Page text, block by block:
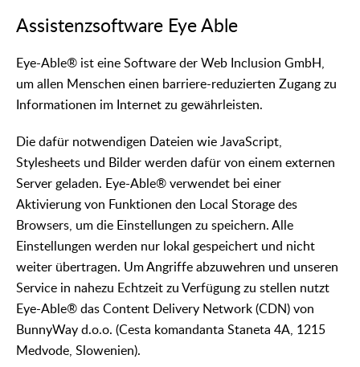
Assistenzsoftware Eye Able
Eye-Able® ist eine Software der Web Inclusion GmbH,
um allen Menschen einen barriere-reduzierten Zugang zu
Informationen im Internet zu gewährleisten.
Die dafür notwendigen Dateien wie JavaScript,
Stylesheets und Bilder werden dafür von einem externen
Server geladen. Eye-Able® verwendet bei einer
Aktivierung von Funktionen den Local Storage des
Browsers, um die Einstellungen zu speichern. Alle
Einstellungen werden nur lokal gespeichert und nicht
weiter übertragen. Um Angriffe abzuwehren und unseren
Service in nahezu Echtzeit zu Verfügung zu stellen nutzt
Eye-Able® das Content Delivery Network (CDN) von
BunnyWay d.o.o. (Cesta komandanta Staneta 4A, 1215
Medvode, Slowenien).